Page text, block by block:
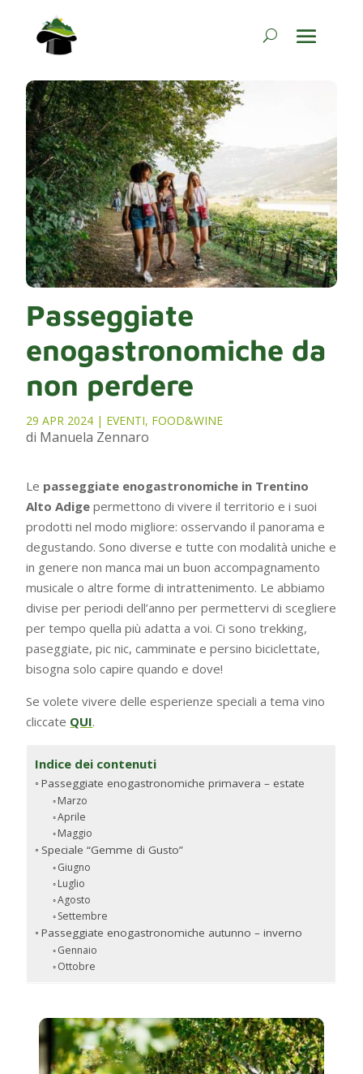
Passeggiate
enogastronomiche da
non perdere
29 APR 2024 | EVENTI, FOOD&WINE
di Manuela Zennaro
Le passeggiate enogastronomiche in Trentino
Alto Adige permettono di vivere il territorio e i suoi
prodotti nel modo migliore: osservando il panorama e
degustando. Sono diverse e tutte con modalità uniche e
in genere non manca mai un buon accompagnamento
musicale o altre forme di intrattenimento. Le abbiamo
divise per periodi dell’anno per permettervi di scegliere
per tempo quella più adatta a voi. Ci sono trekking,
paseggiate, pic nic, camminate e persino biciclettate,
bisogna solo capire quando e dove!
Se volete vivere delle esperienze speciali a tema vino
cliccate QUI.
Indice dei contenuti
Passeggiate enogastronomiche primavera – estate
Marzo
Aprile
Maggio
Speciale “Gemme di Gusto”
Giugno
Luglio
Agosto
Settembre
Passeggiate enogastronomiche autunno – inverno
Gennaio
Ottobre